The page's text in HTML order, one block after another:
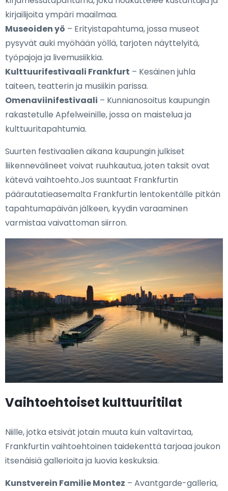
kirjailijoita ympäri maailmaa.
Museoiden yö – Erityistapahtuma, jossa museot
pysyvät auki myöhään yöllä, tarjoten näyttelyitä,
työpajoja ja livemusiikkia.
Kulttuurifestivaali Frankfurt – Kesäinen juhla
taiteen, teatterin ja musiikin parissa.
Omenaviinifestivaali – Kunnianosoitus kaupungin
rakastetulle Apfelweinille, jossa on maistelua ja
kulttuuritapahtumia.
Suurten festivaalien aikana kaupungin julkiset
liikennevälineet voivat ruuhkautua, joten taksit ovat
kätevä vaihtoehto.Jos suuntaat Frankfurtin
päärautatieasemalta Frankfurtin lentokentälle pitkän
tapahtumapäivän jälkeen, kyydin varaaminen
varmistaa vaivattoman siirron.
Vaihtoehtoiset kulttuuritilat
Niille, jotka etsivät jotain muuta kuin valtavirtaa,
Frankfurtin vaihtoehtoinen taidekenttä tarjoaa joukon
itsenäisiä gallerioita ja luovia keskuksia.
Kunstverein Familie Montez – Avantgarde-galleria,